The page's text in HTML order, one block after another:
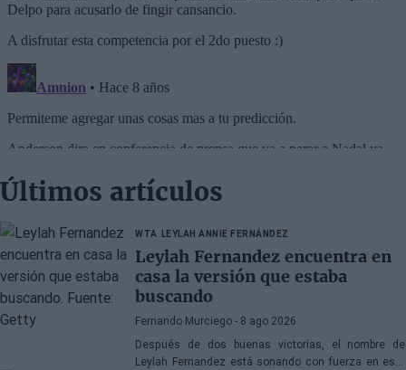
Últimos artículos
WTA LEYLAH ANNIE FERNÁNDEZ
Leylah Fernandez encuentra en
casa la versión que estaba
buscando
Fernando Murciego - 8 ago 2026
Después de dos buenas victorias, el nombre de
Leylah Fernandez está sonando con fuerza en este